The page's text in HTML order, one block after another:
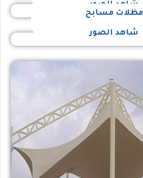
شاهد الصور
مظلات مسابح
شاهد الصور